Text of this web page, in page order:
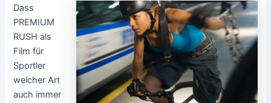
Dass
PREMIUM
RUSH als
Film für
Sportler
welcher Art
auch immer